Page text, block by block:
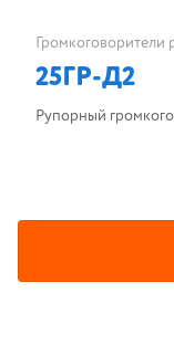
Громкоговорители
25ГР-Д2
Рупорный